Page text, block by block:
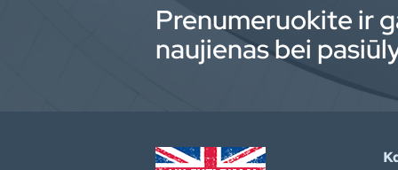
Prenumeruokite ir
naujienas bei